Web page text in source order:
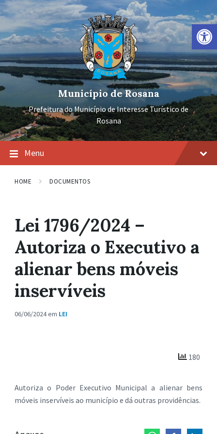
Barra de Ferramentas Aberta
Ir
para
conteúdo
Pular
para
navegação
principal
Pular
para
rodapé
Município de Rosana
Prefeitura do Município de Interesse Turístico de
Rosana
Menu
HOME DOCUMENTOS
Lei 1796/2024 –
Autoriza o Executivo a
alienar bens móveis
inservíveis
06/06/2024em LEI
180
Autoriza o Poder Executivo Municipal a alienar bens
móveis inservíveis ao município e dá outras providências.